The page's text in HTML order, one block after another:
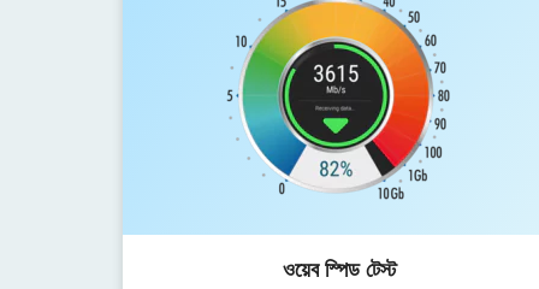
ওয়েব স্পিড টেস্ট